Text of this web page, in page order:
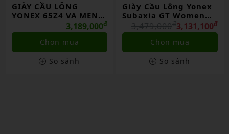
GIÀY CẦU LÔNG
YONEX 65Z4 VA MEN
3,189,000₫
Chọn mua
So sánh
Giày Cầu Lông Yonex
Subaxia GT Women
Light Gray Chính
Hãng
3,131,100₫
3,479,000₫
Chọn mua
So sánh